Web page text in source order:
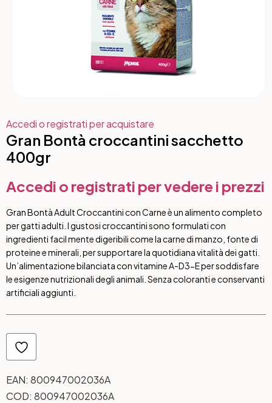
Accedi o registrati per acquistare
Gran Bontà croccantini sacchetto
400gr
Accedi o registrati per vedere i prezzi
Gran Bontà Adult Croccantini con Carne è un alimento completo
per gatti adulti. I gustosi croccantini sono formulati con
ingredienti facil mente digeribili come la carne di manzo, fonte di
proteine e minerali, per supportare la quotidiana vitalità dei gatti.
Un’alimentazione bilanciata con vitamine A-D3-E per soddisfare
le esigenze nutrizionali degli animali. Senza coloranti e conservanti
artificiali aggiunti.
EAN: 800947002036A
COD: 800947002036A